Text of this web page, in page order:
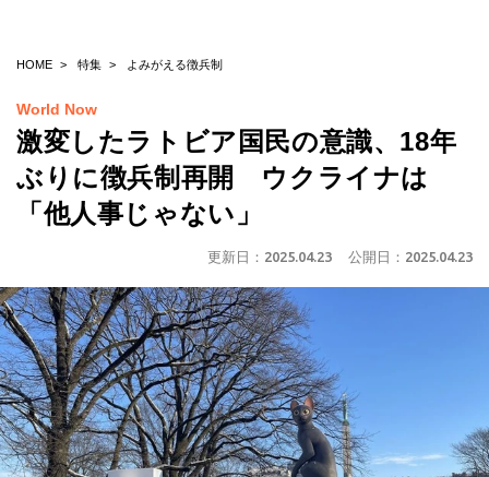
HOME 特集 よみがえる徴兵制
World Now
激変したラトビア国民の意識、18年
ぶりに徴兵制再開 ウクライナは
「他人事じゃない」
更新日： 2025.04.23 公開日： 2025.04.23